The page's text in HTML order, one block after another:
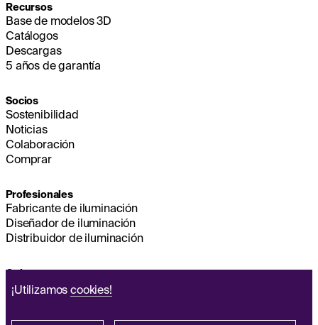
¡Utilizamoscookies!
Recursos
Base de modelos 3D
Catálogos
Descargas
5 años de garantía
Socios
Sostenibilidad
Noticias
Colaboración
Comprar
Profesionales
Fabricante de iluminación
Diseñador de iluminación
Distribuidor de iluminación
Quienes somos
Sostenibilidad